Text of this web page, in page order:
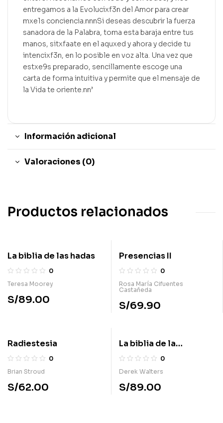
entregamos a la Evolucixf3n del Amor para crear
mxe1s conciencia.nnnSi deseas descubrir la fuerza
sanadora de la Palabra, toma esta baraja entre tus
manos, sitxfaate en el aquxed y ahora y decide tu
intencixf3n, en lo posible en voz alta. Una vez que
estxe9s preparado, sencillamente escoge una
carta de forma intuitiva y permite que el mensaje de
la Vida te oriente.nn’
Información adicional
Valoraciones (0)
Productos relacionados
La biblia de las hadas
0
Teresa Moorey
S/89.00
Presencias II
0
Rosa María Cifuentes
Castañeda
S/69.90
Radiestesia
0
Brian Stroud
S/62.00
La biblia de la
astrología china
0
Derek Walters
S/89.00